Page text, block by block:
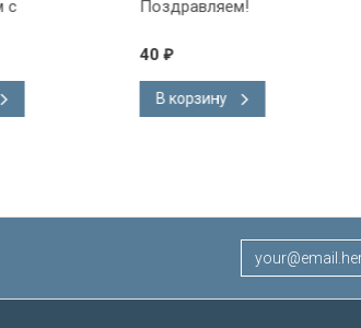
Поздравляем!
40₽
В корзину